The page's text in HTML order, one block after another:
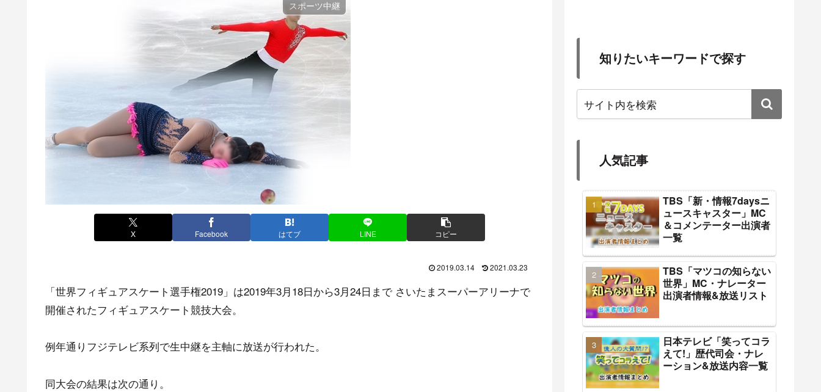
スポーツ中継
X Facebook はてブ LINE コピー
2019.03.14 2021.03.23
「世界フィギュアスケート選手権2019」は2019年3月18日から3月24日まで さいたまスーパーアリーナで
開催されたフィギュアスケート競技大会。
例年通りフジテレビ系列で生中継を主軸に放送が行われた。
同大会の結果は次の通り。
知りたいキーワードで探す
人気記事
TBS「新・情報7daysニ
ュースキャスター」MC
＆コメンテーター出演者
一覧
TBS「マツコの知らない
世界」MC・ナレーター
出演者情報&放送リスト
日本テレビ「笑ってコラ
えて!」歴代司会・ナレ
ーション&放送内容一覧